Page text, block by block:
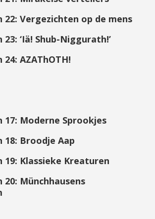
22: Vergezichten op de mens
‘Iä! Shub-Niggurath!’
AZAThOTH!
17: Moderne Sprookjes
18: Broodje Aap
19: Klassieke Kreaturen
20: Münchhausens